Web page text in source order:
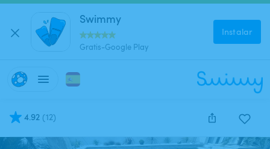
Swimmy
Gratis-Google Play
Instalar
4.92 (12)